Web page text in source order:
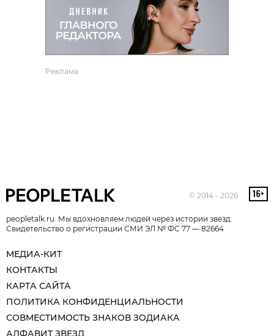
Реклама
© 2014 - 2026
peopletalk.ru. Мы вдохновляем людей через истории звезд.
Свидетельство о регистрации СМИ ЭЛ № ФС 77 — 82664
МЕДИА-КИТ
КОНТАКТЫ
КАРТА САЙТА
ПОЛИТИКА КОНФИДЕНЦИАЛЬНОСТИ
СОВМЕСТИМОСТЬ ЗНАКОВ ЗОДИАКА
АЛФАВИТ ЗВЕЗД